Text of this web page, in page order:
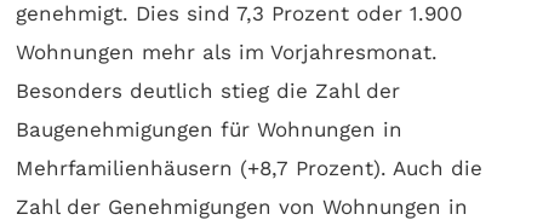
genehmigt. Dies sind 7,3 Prozent oder 1.900
Wohnungen mehr als im Vorjahresmonat.
Besonders deutlich stieg die Zahl der
Baugenehmigungen für Wohnungen in
Mehrfamilienhäusern (+8,7 Prozent). Auch die
Zahl der Genehmigungen von Wohnungen in